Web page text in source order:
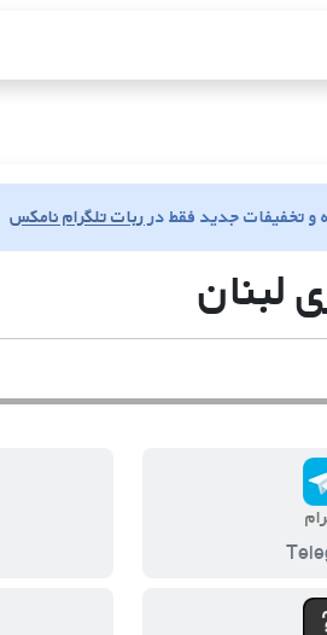
ربات تلگرام نامکس
لبنان